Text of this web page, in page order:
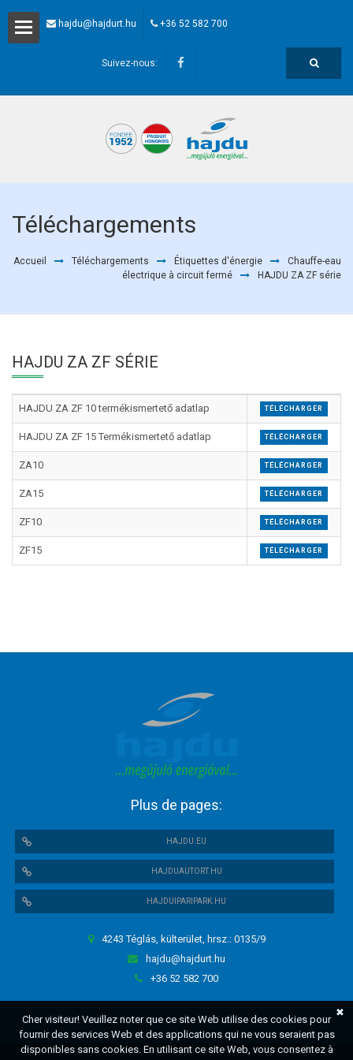
hajdu@hajdurt.hu +36 52 582 700
Suivez-nous:
Téléchargements
Accueil Téléchargements Étiquettes d'énergie
Chauffe-eau
électrique à circuit fermé
HAJDU ZA ZF série
HAJDU ZA ZF SÉRIE
HAJDU ZA ZF 10 termékismertető adatlap TÉLÉCHARGER
HAJDU ZA ZF 15 Termékismertető adatlap TÉLÉCHARGER
ZA10 TÉLÉCHARGER
ZA15 TÉLÉCHARGER
ZF10 TÉLÉCHARGER
ZF15 TÉLÉCHARGER
Plus de pages:
HAJDU.EU
HAJDUAUTORT.HU
HAJDUIPARIPARK.HU
4243 Téglás, külterület, hrsz.: 0135/9
hajdu@hajdurt.hu
+36 52 582 700
Cher visiteur! Veuillez noter que ce site Web utilise des cookies pour
fournir des services Web et des applications qui ne vous seraient pas
disponibles sans cookies. En utilisant ce site Web, vous consentez à
✖